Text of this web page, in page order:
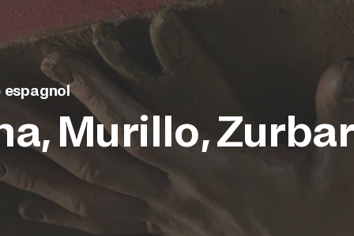
Murillo,
espagnol